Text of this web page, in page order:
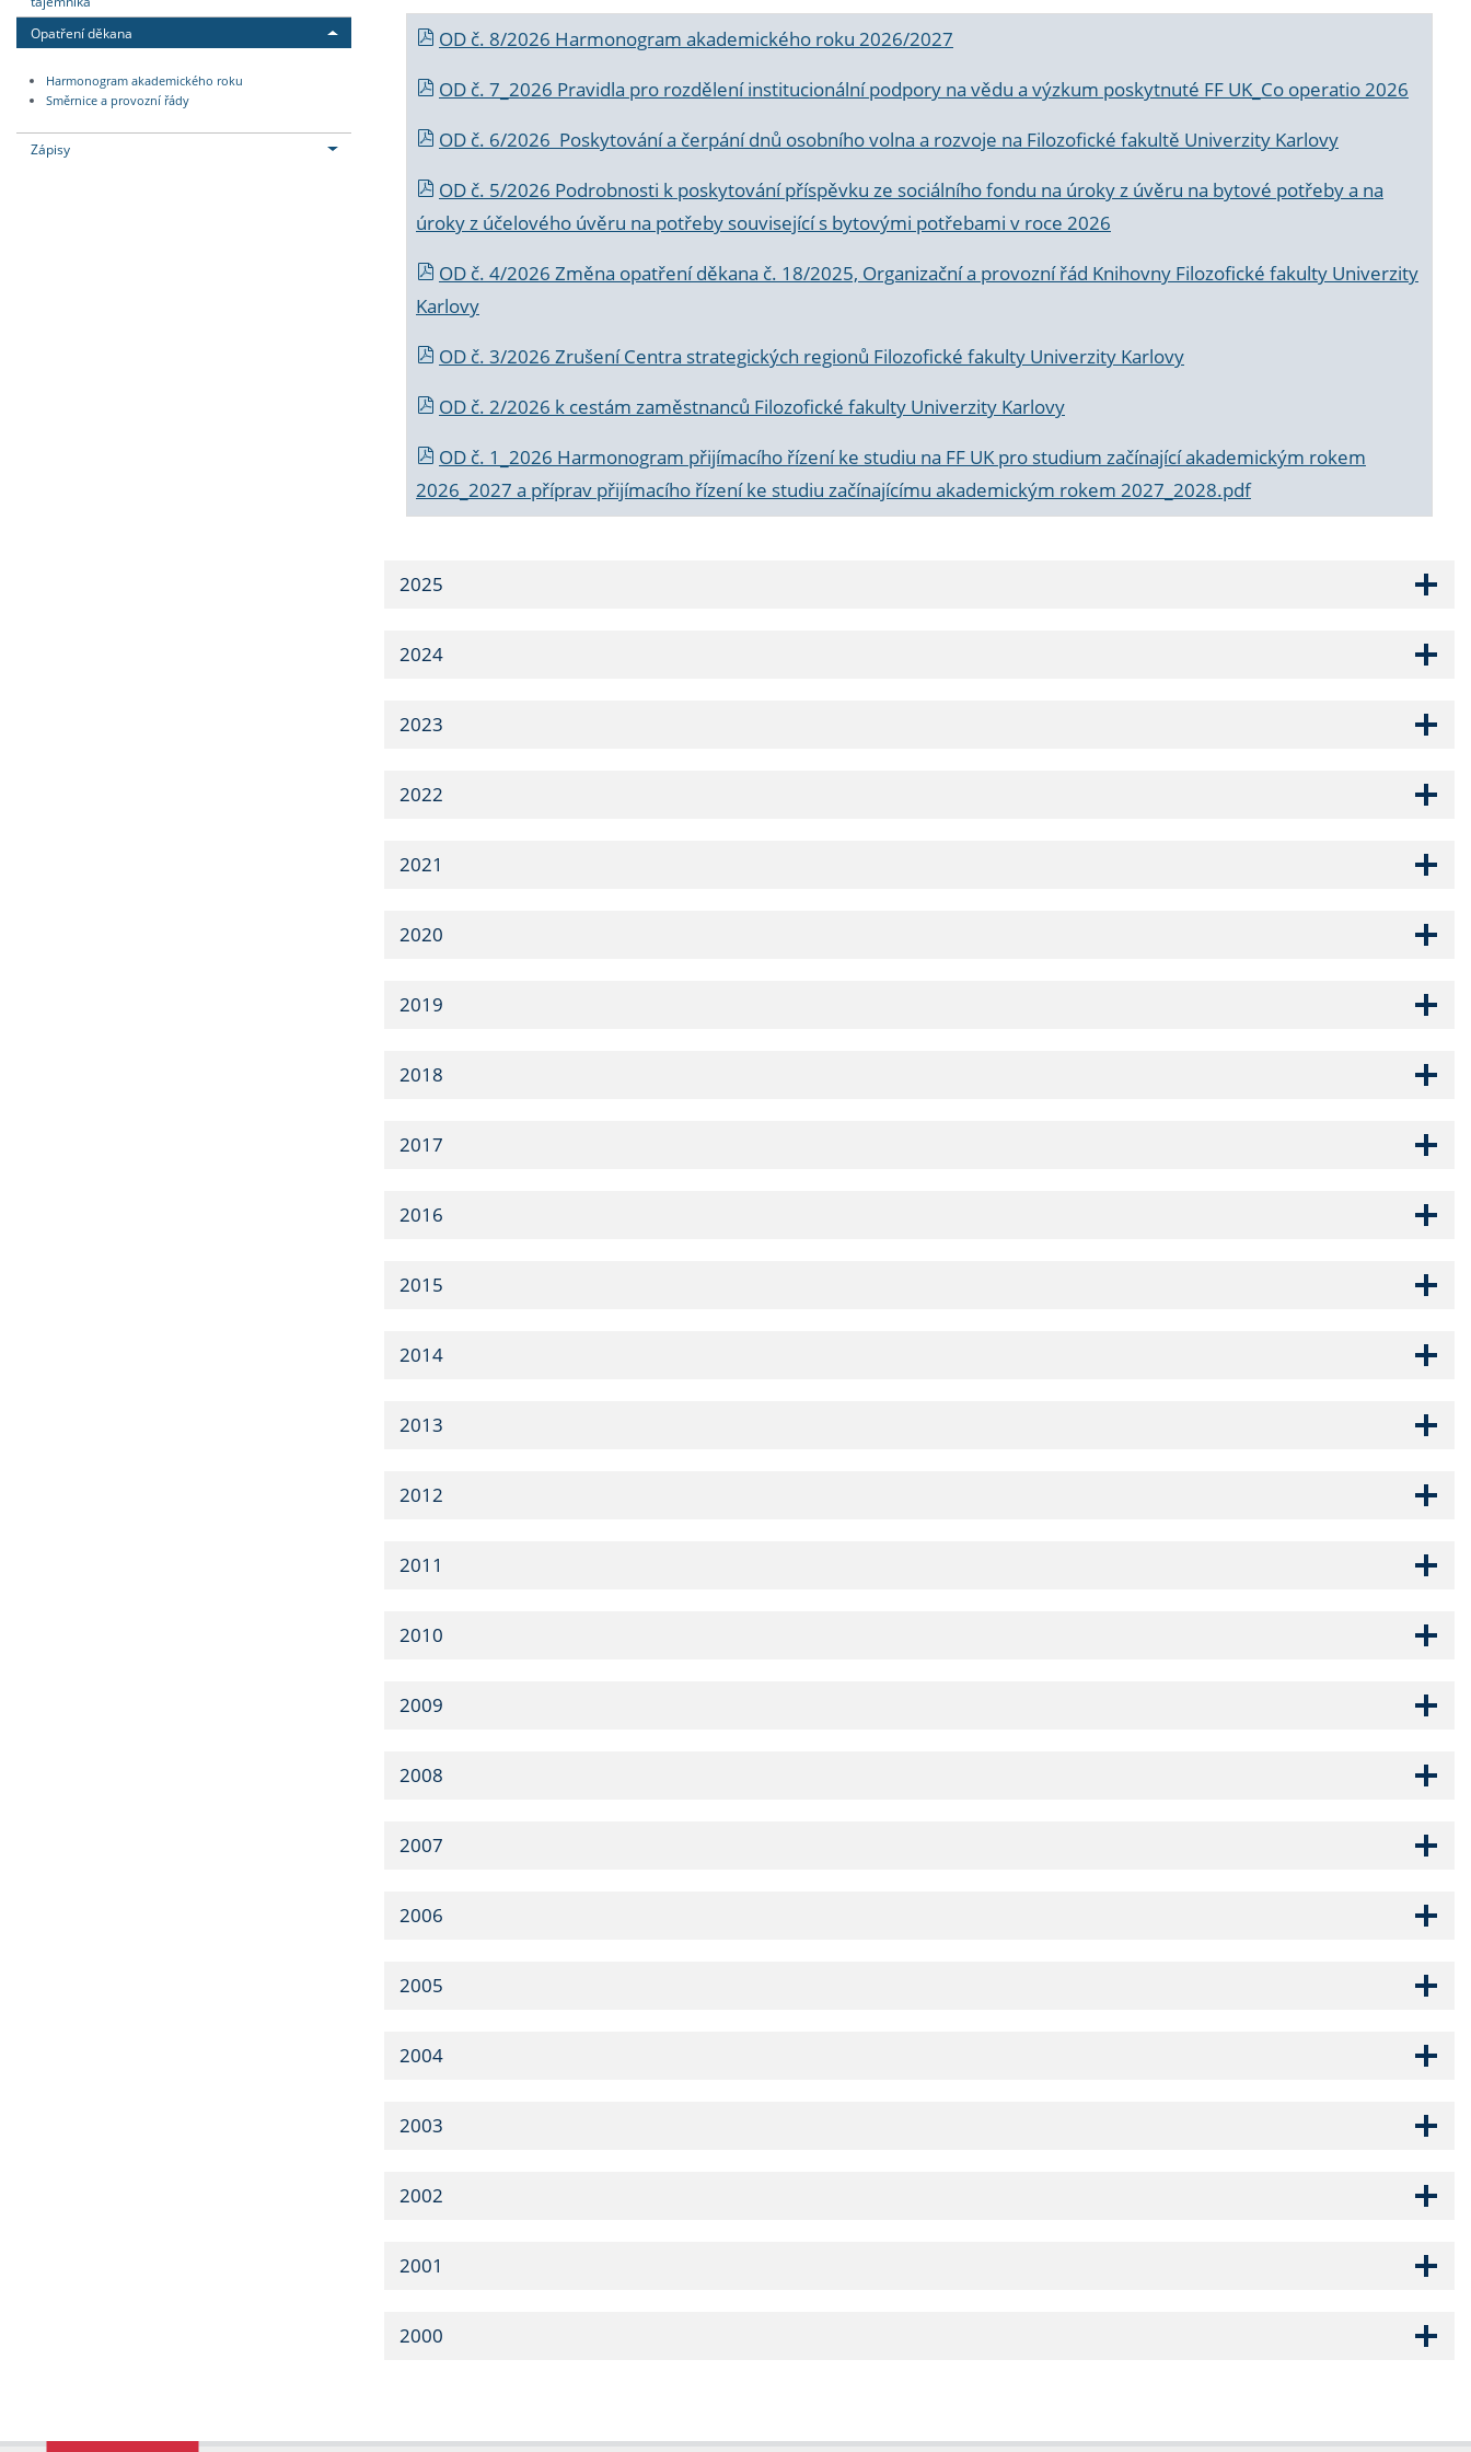
Opatření děkana
Harmonogram akademického roku
Směrnice a provozní řády
Zápisy
OD č. 8/2026 Harmonogram akademického roku 2026/2027
OD č. 7_2026 Pravidla pro rozdělení institucionální podpory na vědu a výzkum poskytnuté FF UK_Co operatio 2026
OD č. 6/2026 Poskytování a čerpání dnů osobního volna a rozvoje na Filozofické fakultě Univerzity Karlovy
OD č. 5/2026 Podrobnosti k poskytování příspěvku ze sociálního fondu na úroky z úvěru na bytové potřeby a na
úroky z účelového úvěru na potřeby související s bytovými potřebami v roce 2026
OD č. 4/2026 Změna opatření děkana č. 18/2025, Organizační a provozní řád Knihovny Filozofické fakulty Univerzity
Karlovy
OD č. 3/2026 Zrušení Centra strategických regionů Filozofické fakulty Univerzity Karlovy
OD č. 2/2026 k cestám zaměstnanců Filozofické fakulty Univerzity Karlovy
OD č. 1_2026 Harmonogram přijímacího řízení ke studiu na FF UK pro studium začínající akademickým rokem
2026_2027 a příprav přijímacího řízení ke studiu začínajícímu akademickým rokem 2027_2028.pdf
2025
2024
2023
2022
2021
2020
2019
2018
2017
2016
2015
2014
2013
2012
2011
2010
2009
2008
2007
2006
2005
2004
2003
2002
2001
2000